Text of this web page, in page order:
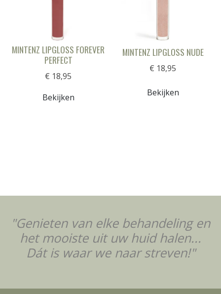
MINTENZ LIPGLOSS FOREVER
PERFECT
€ 18,95
Bekijken
MINTENZ LIPGLOSS NUDE
€ 18,95
Bekijken
"Genieten van elke behandeling en
het mooiste uit uw huid halen...
Dát is waar we naar streven!"